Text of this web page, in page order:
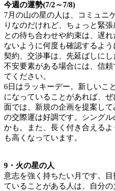
今週の運勢(7/2～7/8)
7月の山の星の人は、コミュニ
りなのだけれど、ちょっと緊
との待ち合わせや約束は、遅
ないように何度も確認するよ
契約、交渉事は、先延ばしにし
不安要素がある場合には、信
てください。
6日はラッキーデー。新しいこ
になっていることがあれば、
面では、新規の企画を提案し
の交際運は好調です。シング
かも。また、長く付き合える
も高くなっています。
9・火の星の人
意志を強く持ちたい月です。
ていることがある人は、自分